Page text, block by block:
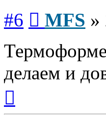
#6 MFS »
делаем и
началу